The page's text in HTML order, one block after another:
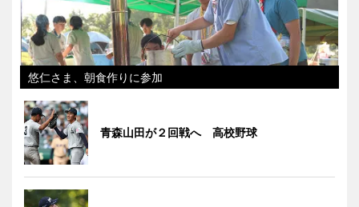
悠仁さま、朝食作りに参加
青森山田が２回戦へ 高校野球